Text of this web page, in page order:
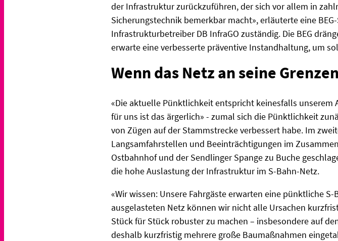
der Infrastruktur zurückzuführen, der sich vor allem in
Sicherungstechnik bemerkbar macht», erläuterte eine
Infrastrukturbetreiber DB InfraGO zuständig. Die BEG
erwarte eine verbesserte präventive Instandhaltung, um
Wenn das Netz an seine
«Die aktuelle Pünktlichkeit entspricht keinesfalls unserem
für uns ist das ärgerlich» - zumal sich die Pünktlichkeit
von Zügen auf der Stammstrecke verbessert habe. Im
Langsamfahrstellen und Beeinträchtigungen im
Ostbahnhof und der Sendlinger Spange zu Buche
die hohe Auslastung der Infrastruktur im S-Bahn-Netz.
«Wir wissen: Unsere Fahrgäste erwarten eine pünktliche
ausgelasteten Netz können wir nicht alle Ursachen
Stück für Stück robuster zu machen – insbesondere auf
deshalb kurzfristig mehrere große Baumaßnahmen